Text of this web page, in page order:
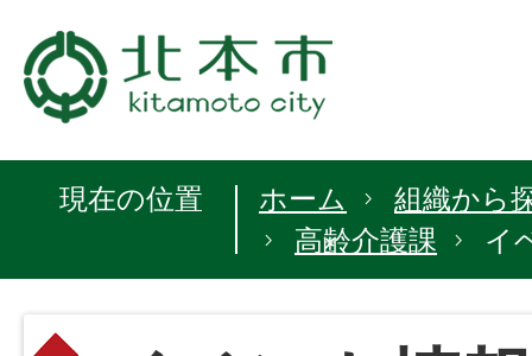
現在の位置 ホーム
組織から
高齢介護課
イ